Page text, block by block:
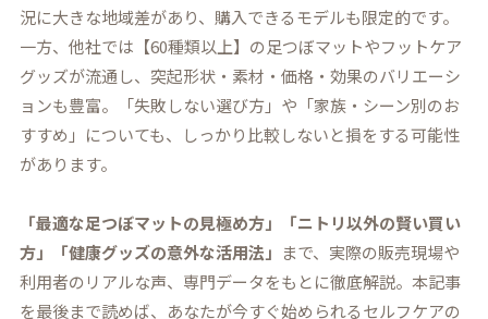
況に大きな地域差があり、購入できるモデルも限定的です。
一方、他社では【60種類以上】の足つぼマットやフットケア
グッズが流通し、突起形状・素材・価格・効果のバリエーシ
ョンも豊富。
「失敗しない選び方」や「家族・シーン別のお
すすめ」 についても、しっかり比較しないと損をする可能性
があります。
「最適な足つぼマットの見極め方」「ニトリ以外の賢い買い
方」「健康グッズの意外な活用法」 まで、実際の販売現場や
利用者のリアルな声、専門データをもとに徹底解説。本記事
を最後まで読めば、あなたが今すぐ始められるセルフケアの